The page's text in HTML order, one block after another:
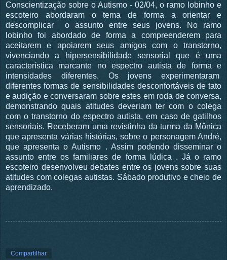
Conscientização sobre o Autismo - 02/04, o ramo lobinho e
escoteiro abordaram o tema de forma a orientar e
descomplicar o assunto entre seus jovens. No ramo
lobinho foi abordado de forma a compreenderem para
aceitarem e apoiarem seus amigos com o transtorno,
vivenciando a hipersensibilidade sensorial que é uma
característica marcante no espectro autista de forma e
intensidades diferentes. Os jovens experimentaram
diferentes formas de sensibilidades desconfortáveis de tato
e audição e conversaram sobre estes em roda de conversa,
demonstrando quais atitudes deveriam ter com o colega
com o transtorno do espectro autista, em caso de gatilhos
sensoriais. Receberam uma revistinha da turma da Mônica
que apresenta várias histórias, sobre o personagem André,
que apresenta o Autismo . Assim podendo disseminar o
assunto entre os familiares de forma lúdica . Já o ramo
escoteiro desenvolveu debates entre os jovens sobre suas
atitudes com colegas autistas. Sábado produtivo e cheio de
aprendizado.
Compartilhar